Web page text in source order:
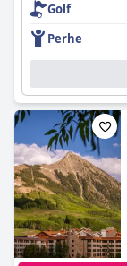
Golf
Perhe